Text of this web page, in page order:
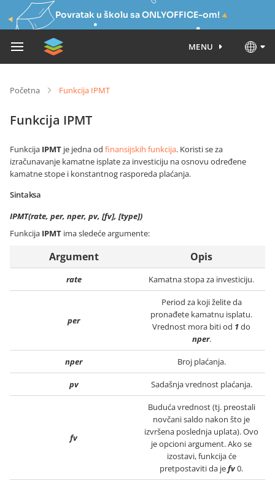
Povratak u školu sa ONLYOFFICE-om!
MENU
Početna Funkcija IPMT
Funkcija IPMT
Funkcija IPMT je jedna od finansijskih funkcija. Koristi se za
izračunavanje kamatne isplate za investiciju na osnovu određene
kamatne stope i konstantnog rasporeda plaćanja.
Sintaksa
IPMT(rate, per, nper, pv, [fv], [type])
Funkcija IPMT ima sledeće argumente:
Argument Opis
rate Kamatna stopa za investiciju.
per
Period za koji želite da
pronađete kamatnu isplatu.
Vrednost mora biti od 1do
nper.
nper Broj plaćanja.
pv Sadašnja vrednost plaćanja.
fv
Buduća vrednost (tj. preostali
novčani saldo nakon što je
izvršena poslednja uplata). Ovo
je opcioni argument. Ako se
izostavi, funkcija će
pretpostaviti da jefv0.